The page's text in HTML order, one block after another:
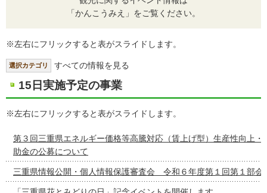
「かんこうみえ」をご覧ください。
※左右にフリックすると表がスライドします。
選択カテゴリ すべての情報を見る
15日実施予定の事業
※左右にフリックすると表がスライドします。
第３回三重県エネルギー価格等高騰対応（賃上げ型）生産性向上・
助金の公募について
三重県情報公開・個人情報保護審査会 令和６年度第１回第１部会